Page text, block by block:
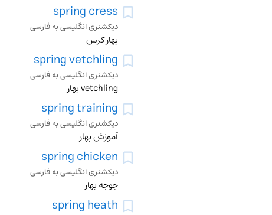
spring cress
دیکشنری انگلیسی به فارسی
بهار کرس
spring vetchling
دیکشنری انگلیسی به فارسی
vetchling بهار
spring training
دیکشنری انگلیسی به فارسی
آموزش بهار
spring chicken
دیکشنری انگلیسی به فارسی
جوجه بهار
spring heath